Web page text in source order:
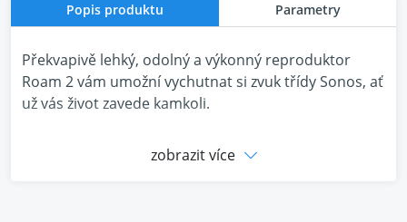
Popis produktu Parametry
Překvapivě lehký, odolný a výkonný reproduktor
Roam 2 vám umožní vychutnat si zvuk třídy Sonos, ať
už vás život zavede kamkoli.
Spárujte, zapněte hudbu a vyrazte na cesty! Čistý
zobrazit více